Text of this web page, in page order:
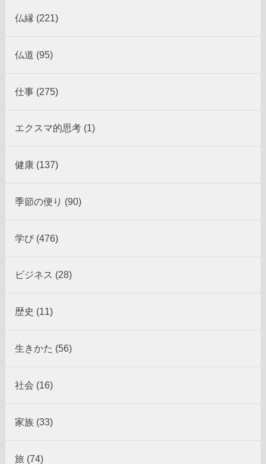
仏縁 (221)
仏道 (95)
仕事 (275)
エクスマ的思考 (1)
健康 (137)
季節の便り (90)
学び (476)
ビジネス (28)
歴史 (11)
生きかた (56)
社会 (16)
家族 (33)
旅 (74)